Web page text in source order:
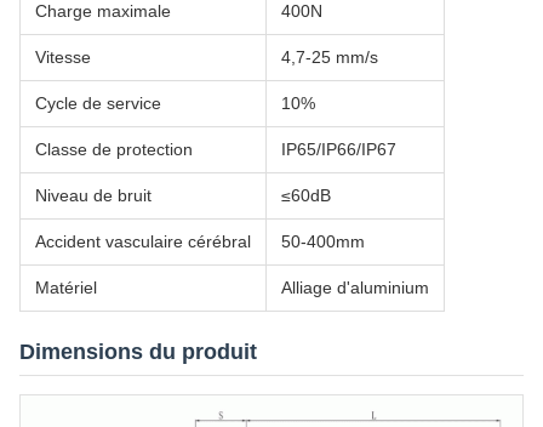
Charge maximale 400N
Vitesse 4,7-25 mm/s
Cycle de service 10%
Classe de protection IP65/IP66/IP67
Niveau de bruit ≤60dB
Accident vasculaire cérébral 50-400mm
Matériel Alliage d'aluminium
Dimensions du produit